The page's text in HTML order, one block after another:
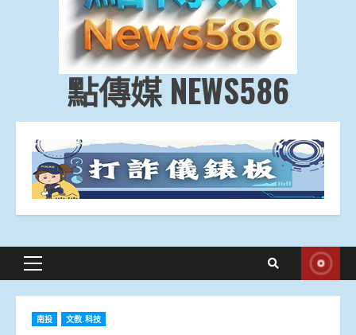
點傳媒 NEWS586
Primary
南投 文教.科技